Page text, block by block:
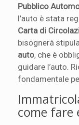
Pubblico
l’auto è stata
Carta di
bisognerà
auto, che è
guidare l’auto.
fondamentale
come fare